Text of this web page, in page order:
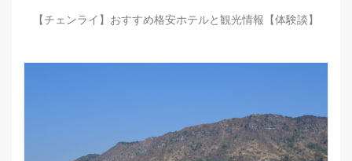
【チェンライ】おすすめ格安ホテルと観光情報【体験談】